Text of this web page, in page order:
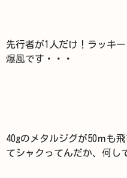
先行者が1人だけ！ラッキ
爆風です・・・
40gのメタルジグが50ｍも
てシャクってんだか、何し